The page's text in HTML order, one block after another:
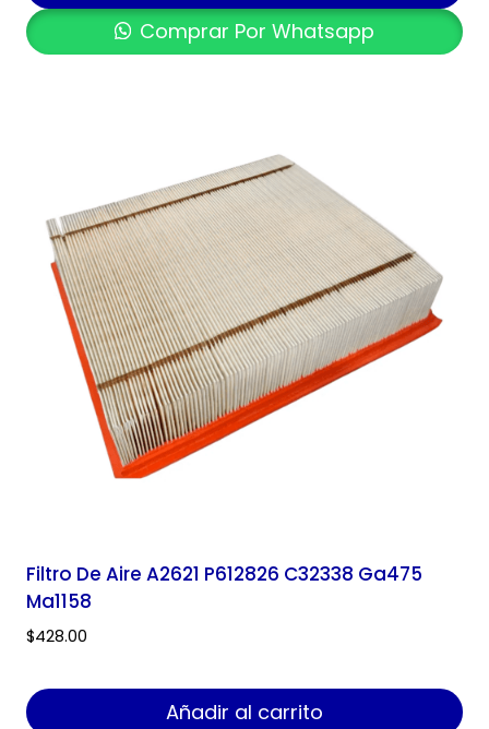
Comprar Por Whatsapp
Filtro De Aire A2621 P612826 C32338 Ga475
Ma1158
$428.00
Añadir al carrito